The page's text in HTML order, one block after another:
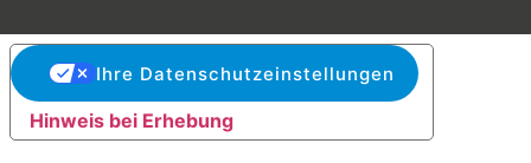
Hinweis bei Erhebung
Ihre Datenschutzeinstellungen